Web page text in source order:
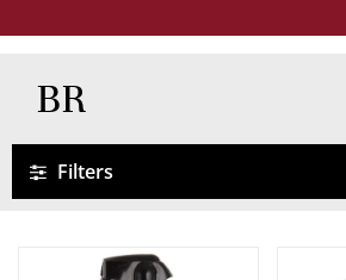
BR
Filters